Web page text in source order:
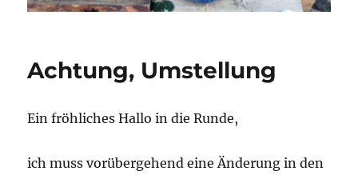
Achtung, Umstellung
Ein fröhliches Hallo in die Runde,
ich muss vorübergehend eine Änderung in den